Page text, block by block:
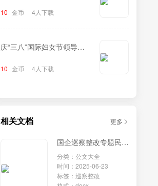
10 金币 4人下载
庆“三八”国际妇女节领导致
10 金币 4人下载
相关文档 更多
国企巡察整改专题民主生活会个人对照检查材料
分类：公文大全
时间：2025-06-23
标签：巡察整改